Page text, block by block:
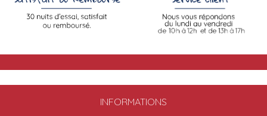
INFORMATIONS